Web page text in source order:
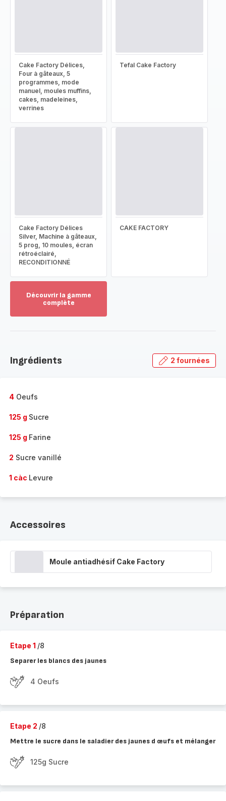
Cake Factory Délices,
Four à gâteaux, 5
programmes, mode
manuel, moules muffins,
cakes, madeleines,
verrines
Tefal Cake Factory
Cake Factory Délices
Silver, Machine à gâteaux,
5 prog, 10 moules, écran
rétroéclairé,
RECONDITIONNÉ
CAKE FACTORY
Découvrir la gamme
complète
gamme
Ingrédients 2 fournées
4 Oeufs
125 g Sucre
125 g Farine
2 Sucre vanillé
1 càc Levure
Accessoires
Moule antiadhésif Cake Factory
Préparation
Etape 1 /8
Separer les blancs des jaunes
4 Oeufs
Etape 2 /8
Mettre le sucre dans le saladier des jaunes d œufs et mélanger
125g Sucre